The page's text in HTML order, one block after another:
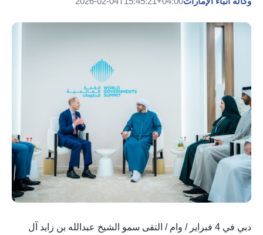
دبي في 4 فبراير / وام / التقى سمو الشيخ عبدالله بن زايد آل